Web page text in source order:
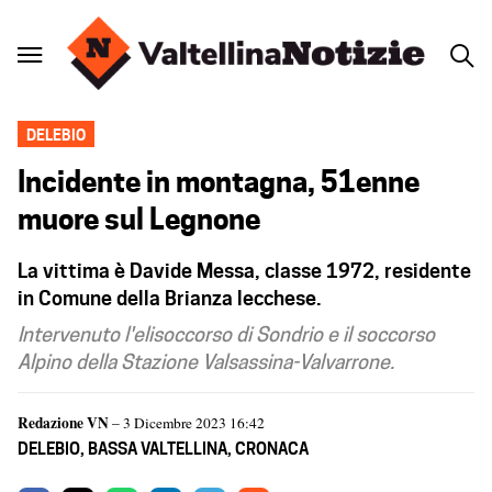
DELEBIO
Incidente in montagna, 51enne
muore sul Legnone
La vittima è Davide Messa, classe 1972, residente
in Comune della Brianza lecchese.
Intervenuto l'elisoccorso di Sondrio e il soccorso
Alpino della Stazione Valsassina-Valvarrone.
Redazione VN– 3 Dicembre 2023 16:42
DELEBIO, BASSA VALTELLINA, CRONACA